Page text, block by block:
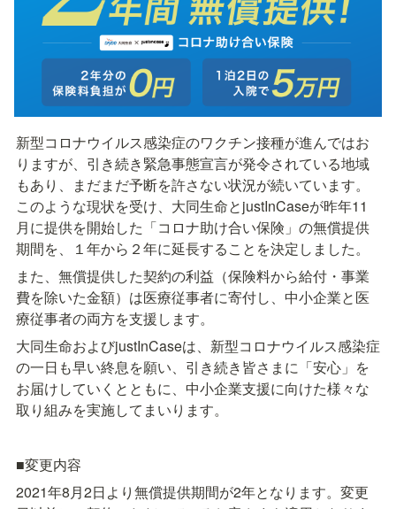
新型コロナウイルス感染症のワクチン接種が進んではお
りますが、引き続き緊急事態宣言が発令されている地域
もあり、まだまだ予断を許さない状況が続いています。
このような現状を受け、大同生命とjustInCaseが昨年11
月に提供を開始した「コロナ助け合い保険」の無償提供
期間を、１年から２年に延長することを決定しました。
また、無償提供した契約の利益（保険料から給付・事業
費を除いた金額）は医療従事者に寄付し、中小企業と医
療従事者の両方を支援します。
大同生命およびjustInCaseは、新型コロナウイルス感染症
の一日も早い終息を願い、引き続き皆さまに「安心」を
お届けしていくとともに、中小企業支援に向けた様々な
取り組みを実施してまいります。
■変更内容
2021年8月2日より無償提供期間が2年となります。変更